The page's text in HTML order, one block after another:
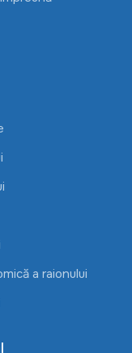
a raionului